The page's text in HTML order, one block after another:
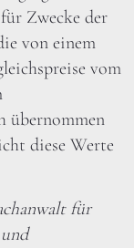
Zwecke der
von einem
vom
übernommen
diese Werte
für